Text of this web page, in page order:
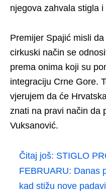
njegova zahvala stigla
Premijer Spajić misli
cirkuski način se
prema onima koji su
integraciju Crne Gore.
vjerujem da će
znati na pravi način da
Vuksanović.
Čitaj još: STIGLO
FEBRUARU: Danas
kad stižu nove